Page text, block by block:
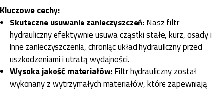
Kluczowe cechy:
Skuteczne usuwanie zanieczyszczeń:Nasz filtr
hydrauliczny efektywnie usuwa cząstki stałe, kurz, osady i
inne zanieczyszczenia, chroniąc układ hydrauliczny przed
uszkodzeniami i utratą wydajności.
Wysoka jakość materiałów:Filtr hydrauliczny został
wykonany z wytrzymałych materiałów, które zapewniają